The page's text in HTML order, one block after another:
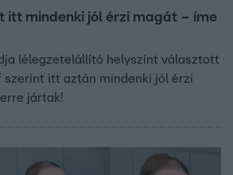
itt mindenki jól érzi magát – íme
lélegzetelállító helyszínt választott
szerint itt aztán mindenki jól érzi
jártak!